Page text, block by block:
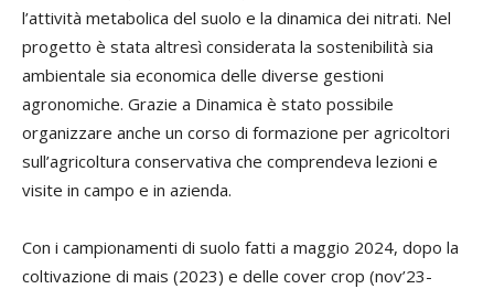
l’attività metabolica del suolo e la dinamica dei nitrati. Nel
progetto è stata altresì considerata la sostenibilità sia
ambientale sia economica delle diverse gestioni
agronomiche. Grazie a Dinamica è stato possibile
organizzare anche un corso di formazione per agricoltori
sull’agricoltura conservativa che comprendeva lezioni e
visite in campo e in azienda.
Con i campionamenti di suolo fatti a maggio 2024, dopo la
coltivazione di mais (2023) e delle cover crop (nov’23-